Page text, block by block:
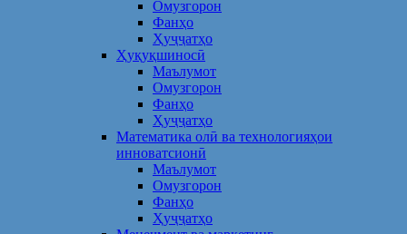
Омузгорон
Фанҳо
Ҳуҷҷатҳо
Ҳуқуқшиносӣ
Маълумот
Омузгорон
Фанҳо
Ҳуҷҷатҳо
Математика олӣ ва технологияҳои
инноватсионӣ
Маълумот
Омузгорон
Фанҳо
Ҳуҷҷатҳо